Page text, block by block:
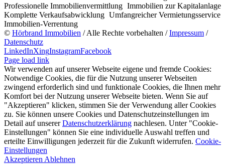
Professionelle Immobilienvermittlung Immobilien zur Kapitalanlage
Komplette Verkaufsabwicklung Umfangreicher Vermietungsservice
Immobilien-Verrentung
© Hörbrand Immobilien / Alle Rechte vorbehalten /Impressum /
Datenschutz
LinkedInXingInstagramFacebook
Page load link
Wir verwenden auf unserer Webseite eigene und fremde Cookies:
Notwendige Cookies, die für die Nutzung unserer Webseiten
zwingend erforderlich sind und funktionale Cookies, die Ihnen mehr
Komfort bei der Nutzung unserer Webseite bieten. Wenn Sie auf
"Akzeptieren" klicken, stimmen Sie der Verwendung aller Cookies
zu. Sie können unsere Cookies und Datenschutzeinstellungen im
Detail auf unsererDatenschutzerklärung nachlesen. Unter "Cookie-
Einstellungen" können Sie eine individuelle Auswahl treffen und
erteilte Einwilligungen jederzeit für die Zukunft widerrufen. Cookie-
Einstellungen
Akzeptieren Ablehnen